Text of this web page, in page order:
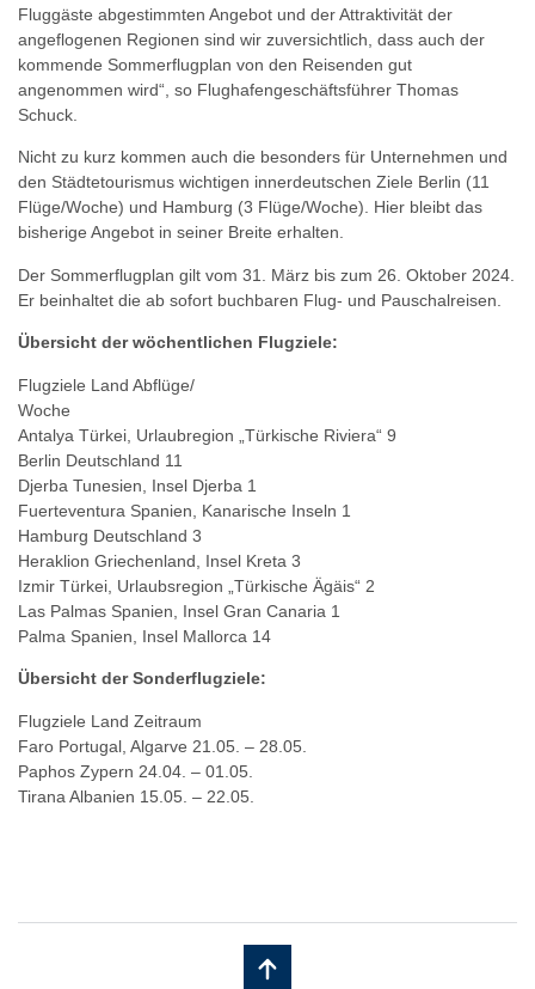
Fluggäste abgestimmten Angebot und der Attraktivität der
angeflogenen Regionen sind wir zuversichtlich, dass auch der
kommende Sommerflugplan von den Reisenden gut
angenommen wird“, so Flughafengeschäftsführer Thomas
Schuck.
Nicht zu kurz kommen auch die besonders für Unternehmen und
den Städtetourismus wichtigen innerdeutschen Ziele Berlin (11
Flüge/Woche) und Hamburg (3 Flüge/Woche). Hier bleibt das
bisherige Angebot in seiner Breite erhalten.
Der Sommerflugplan gilt vom 31. März bis zum 26. Oktober 2024.
Er beinhaltet die ab sofort buchbaren Flug- und Pauschalreisen.
Übersicht der wöchentlichen Flugziele:
Flugziele Land Abflüge/
Woche
Antalya Türkei, Urlaubregion „Türkische Riviera“ 9
Berlin Deutschland 11
Djerba Tunesien, Insel Djerba 1
Fuerteventura Spanien, Kanarische Inseln 1
Hamburg Deutschland 3
Heraklion Griechenland, Insel Kreta 3
Izmir Türkei, Urlaubsregion „Türkische Ägäis“ 2
Las Palmas Spanien, Insel Gran Canaria 1
Palma Spanien, Insel Mallorca 14
Übersicht der Sonderflugziele:
Flugziele Land Zeitraum
Faro Portugal, Algarve 21.05. – 28.05.
Paphos Zypern 24.04. – 01.05.
Tirana Albanien 15.05. – 22.05.